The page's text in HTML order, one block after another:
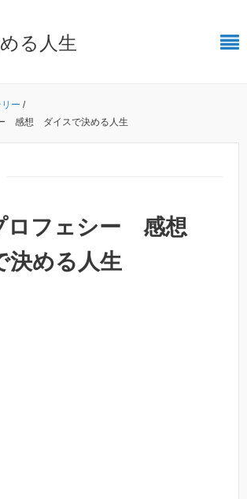
る人生
リー /
感想 ダイスで決める人生
ロフェシー 感想
決める人生